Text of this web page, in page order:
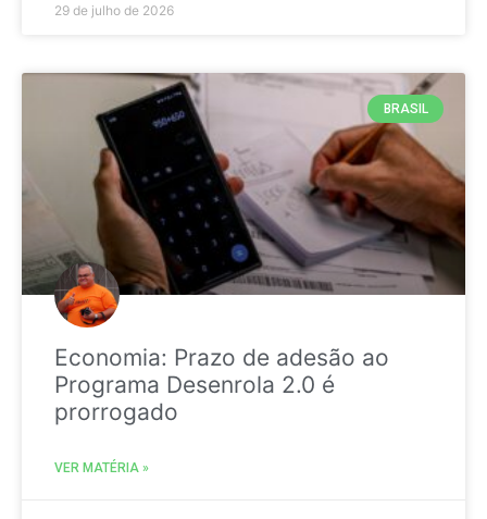
29 de julho de 2026
BRASIL
Economia: Prazo de adesão ao
Programa Desenrola 2.0 é
prorrogado
VER MATÉRIA »